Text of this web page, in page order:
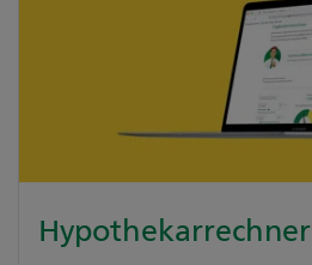
Hypothekarrechner